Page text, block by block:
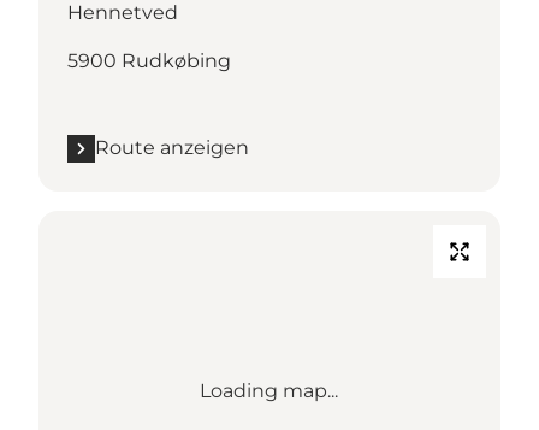
Hennetved
5900 Rudkøbing
Route anzeigen
Loading map...